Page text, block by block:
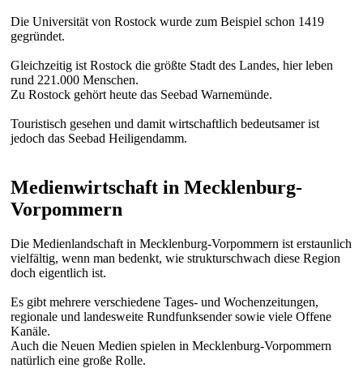
Die Universität von Rostock wurde zum Beispiel schon 1419
gegründet.
Gleichzeitig ist Rostock die größte Stadt des Landes, hier leben
rund 221.000 Menschen.
Zu Rostock gehört heute das Seebad Warnemünde.
Touristisch gesehen und damit wirtschaftlich bedeutsamer ist
jedoch das Seebad Heiligendamm.
Medienwirtschaft in Mecklenburg-
Vorpommern
Die Medienlandschaft in Mecklenburg-Vorpommern ist erstaunlich
vielfältig, wenn man bedenkt, wie strukturschwach diese Region
doch eigentlich ist.
Es gibt mehrere verschiedene Tages- und Wochenzeitungen,
regionale und landesweite Rundfunksender sowie viele Offene
Kanäle.
Auch die Neuen Medien spielen in Mecklenburg-Vorpommern
natürlich eine große Rolle.